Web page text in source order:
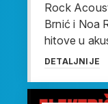
Rock
Brnić i Noa
hitove u
DETALJNIJE